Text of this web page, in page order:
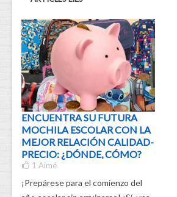
ENCUENTRA SU FUTURA
MOCHILA ESCOLAR CON LA
MEJOR RELACIÓN CALIDAD-
PRECIO: ¿DÓNDE, CÓMO?
1 Aimé
¡Prepárese para el comienzo del